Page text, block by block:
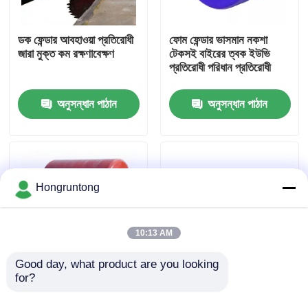
আমাদের সম্পর্কে
গুণমান নিয়ন্ত্রণ
উদ্ধৃতির জন্য আবেদন
ডক রাবার ফেন্ডার
ডক ফেন্ডার আবহাওয়া প্রতিরোধী
জারা মুক্ত কম রক্ষণাবেক্ষণ
অনুসন্ধান পাঠান
ফোম ফেন্ডার ভাসমান নকশা
টেকসই বাইরের ত্বক ইউভি
প্রতিরোধী পরিধান প্রতিরোধী
অনুসন্ধান পাঠান
ভাসমান ফেনা ফেন্ডার উচ্চ শক্তি
Hongruntong
10:13 AM
Good day, what product are you looking
for?